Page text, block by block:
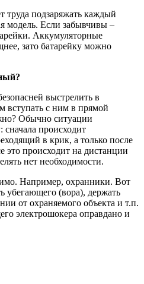
труда подзаряжать каждый
модель. Если забывчивы –
Аккумуляторные
зато батарейку можно
выстрелить в
вступать с ним в прямой
Обычно ситуации
сначала происходит
в крик, а только после
это происходит на дистанции
нет необходимости.
Например, охранники. Вот
убегающего (вора), держать
от охраняемого объекта и т.п.
электрошокера оправдано и